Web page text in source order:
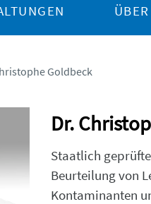
Goldbeck
Dr.
Staatlich
Beurteilung von
Kontaminanten